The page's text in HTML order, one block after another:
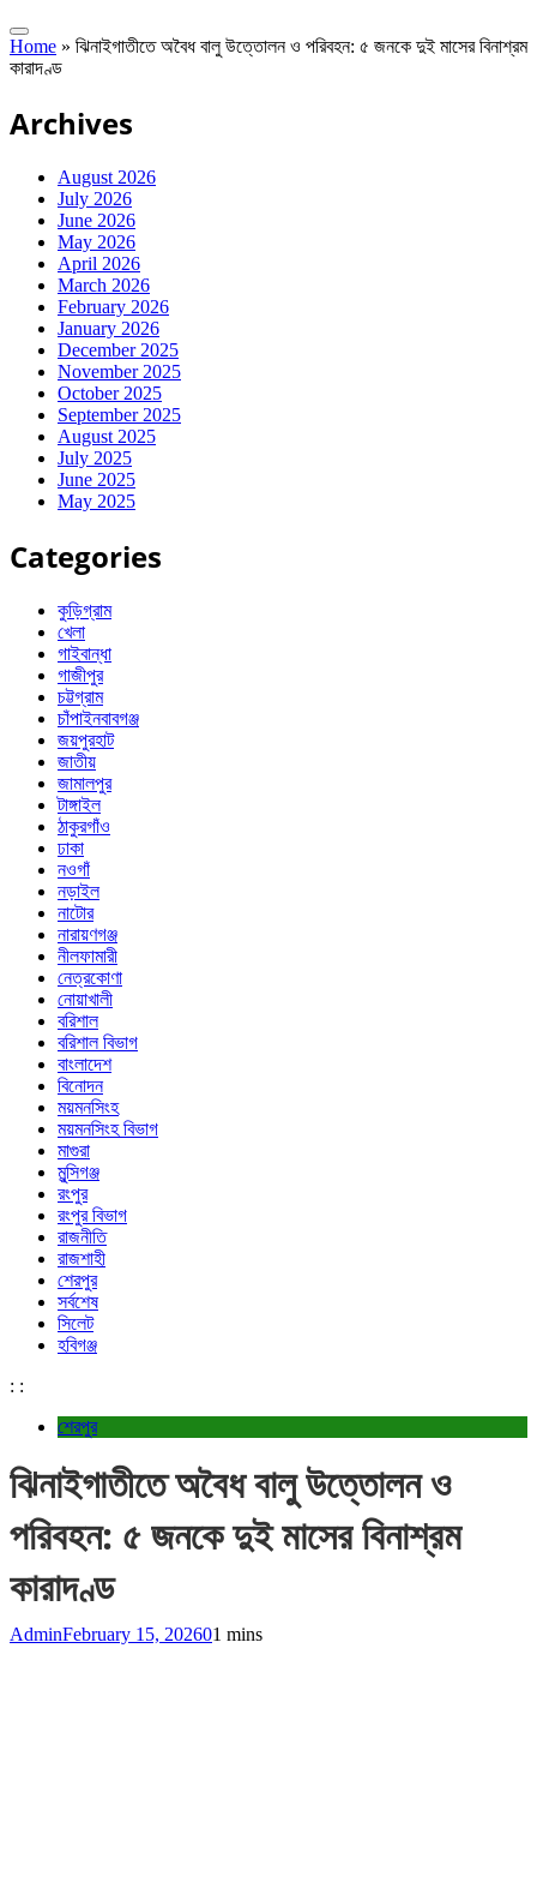
Home » ঝিনাইগাতীতে অবৈধ বালু উত্তোলন ও পরিবহন: ৫ জনকে দুই মাসের বিনাশ্রম
কারাদণ্ড
Archives
August 2026
July 2026
June 2026
May 2026
April 2026
March 2026
February 2026
January 2026
December 2025
November 2025
October 2025
September 2025
August 2025
July 2025
June 2025
May 2025
Categories
কুড়িগ্রাম
খেলা
গাইবান্ধা
গাজীপুর
চট্টগ্রাম
চাঁপাইনবাবগঞ্জ
জয়পুরহাট
জাতীয়
জামালপুর
টাঙ্গাইল
ঠাকুরগাঁও
ঢাকা
নওগাঁ
নড়াইল
নাটোর
নারায়ণগঞ্জ
নীলফামারী
নেত্রকোণা
নোয়াখালী
বরিশাল
বরিশাল বিভাগ
বাংলাদেশ
বিনোদন
ময়মনসিংহ
ময়মনসিংহ বিভাগ
মাগুরা
মুন্সিগঞ্জ
রংপুর
রংপুর বিভাগ
রাজনীতি
রাজশাহী
শেরপুর
সর্বশেষ
সিলেট
হবিগঞ্জ
: :
শেরপুর
ঝিনাইগাতীতে অবৈধ বালু উত্তোলন ও
পরিবহন: ৫ জনকে দুই মাসের বিনাশ্রম
কারাদণ্ড
AdminFebruary 15, 202601 mins